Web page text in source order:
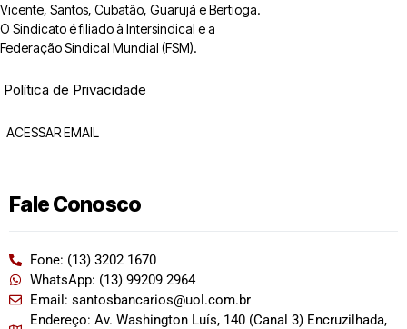
Vicente, Santos, Cubatão, Guarujá e Bertioga.
O Sindicato é filiado à Intersindical e a
Federação Sindical Mundial (FSM).
Política de Privacidade
ACESSAR EMAIL
Fale Conosco
Fone: (13) 3202 1670
WhatsApp: (13) 99209 2964
Email: santosbancarios@uol.com.br
Endereço: Av. Washington Luís, 140 (Canal 3) Encruzilhada,